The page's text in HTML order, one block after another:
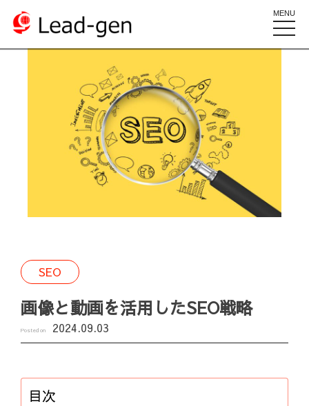
MENU
toggle
SEO
画像と動画を活用したSEO戦略
Posted on 2024.09.03
目次